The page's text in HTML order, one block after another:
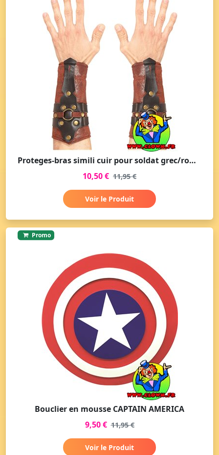
Proteges-bras simili cuir pour soldat grec/romain
10,50 € 11,95 €
Voir le Produit
Promo
Bouclier en mousse CAPTAIN AMERICA
9,50 € 11,95 €
Voir le Produit